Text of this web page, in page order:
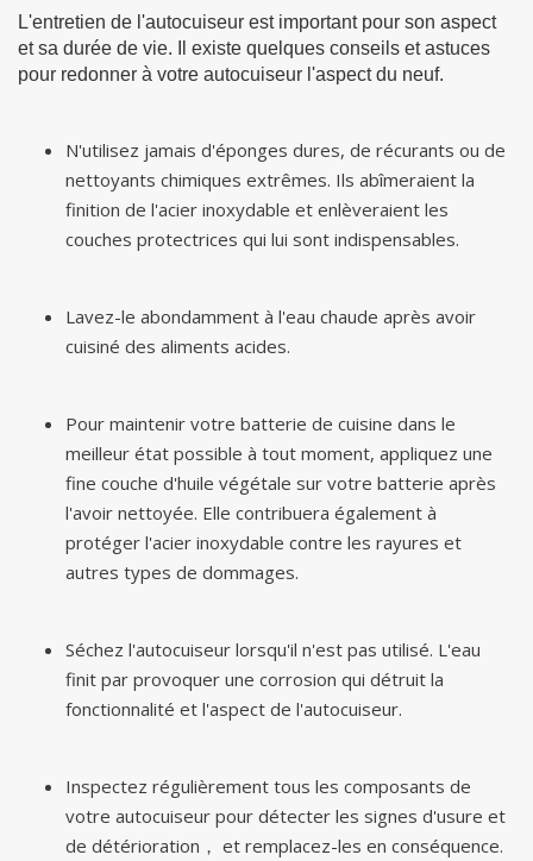
L'entretien de l'autocuiseur est important pour son aspect
et sa durée de vie. Il existe quelques conseils et astuces
pour redonner à votre autocuiseur l'aspect du neuf.
N'utilisez jamais d'éponges dures, de récurants ou de
nettoyants chimiques extrêmes. Ils abîmeraient la
finition de l'acier inoxydable et enlèveraient les
couches protectrices qui lui sont indispensables.
Lavez-le abondamment à l'eau chaude après avoir
cuisiné des aliments acides.
Pour maintenir votre batterie de cuisine dans le
meilleur état possible à tout moment, appliquez une
fine couche d'huile végétale sur votre batterie après
l'avoir nettoyée. Elle contribuera également à
protéger l'acier inoxydable contre les rayures et
autres types de dommages.
Séchez l'autocuiseur lorsqu'il n'est pas utilisé. L'eau
finit par provoquer une corrosion qui détruit la
fonctionnalité et l'aspect de l'autocuiseur.
Inspectez régulièrement tous les composants de
votre autocuiseur pour détecter les signes d'usure et
de détérioration， et remplacez-les en conséquence.